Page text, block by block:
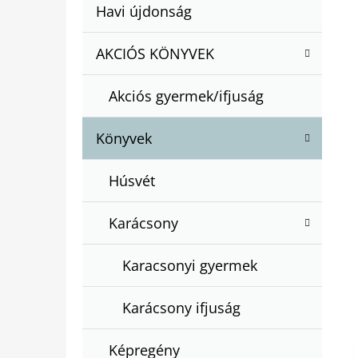
Nátugrása
T
G
R
Á
Havi újdonság
AKCIÓS KÖNYVEK
Akciós gyermek/ifjuság
Könyvek
Húsvét
Karácsony
Karacsonyi gyermek
Karácsony ifjuság
Képregény
BARTOS ERIKA : BOGYÓ ÉS BABÓCA
€12,50